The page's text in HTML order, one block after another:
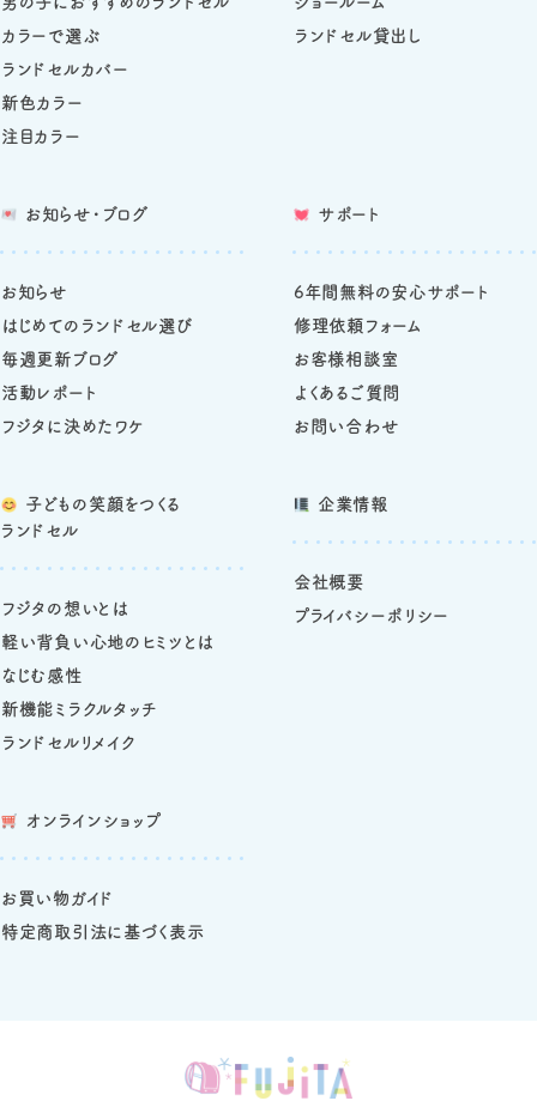
カラーで選ぶ
ランドセルカバー
新色カラー
注目カラー
ランドセル貸出し
子どもの笑顔をつくる
ランドセル
フジタの想いとは
軽い背負い心地のヒミツとは
なじむ感性
新機能ミラクルタッチ
ランドセルリメイク
お知らせ・ブログ
お知らせ
はじめてのランドセル選び
毎週更新ブログ
活動レポート
フジタに決めたワケ
サポート
6年間無料の安心サポート
修理依頼フォーム
お客様相談室
よくあるご質問
お問い合わせ
企業情報
会社概要
プライバシーポリシー
オンラインショップ
お買い物ガイド
特定商取引法に基づく表示